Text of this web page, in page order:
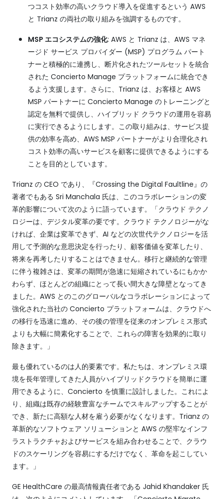
つコスト効率の高いクラウド導入を促進するという AWS
と Trianz の両社の取り組みを強調するものです。
MSP エコシステムの強化: AWS と Trianz は、AWS マネ
ージド サービス プロバイダー (MSP) プログラム パート
ナーと積極的に連携し、断片化されたツールセットを統合
された Concierto Manage プラットフォームに統合でき
るよう支援します。さらに、Trianz は、お客様と AWS
MSP パートナーに Concierto Manage のトレーニングと
認定を無料で提供し、ハイブリッド クラウドの運用を容易
に実行できるようにします。この取り組みは、サービス提
供の効率を高め、AWS MSP パートナーがより合理化され
コスト効率の高いサービスを顧客に提供できるようにする
ことを目的としています。
Trianz の CEO であり、『Crossing the Digital Faultline』の
著者でもある Sri Manchala 氏は、このコラボレーションの変
革的影響について次のように語っています。「クラウド テクノ
ロジーは、デジタル変革の要です。クラウド テクノロジーがな
ければ、企業は変革できず、AI などの次世代テクノロジーを活
用して予測的な意思決定を行ったり、顧客価値を変革したり、
将来を再考したりすることはできません。移行と継続的な管理
に伴う複雑さは、変革の期間が急速に短縮されているにもかか
わらず、ほとんどの組織にとって長い間大きな障壁となってき
ました。AWS とのこのグローバルなコラボレーションによって
強化された当社の Concierto プラットフォームは、クラウドへ
の移行を迅速に進め、その後の管理を従来のオンプレミス形式
よりも大幅に簡素化することで、これらの障害を効果的に取り
除きます。」
最も優れているのは人的要素です。私たちは、オンプレミス環
境を長年管理してきた人員がハイブリッドクラウドを簡単に運
用できるように、Concierto を慎重に設計しました。これによ
り、組織は既存の経験豊富なチームでスキルアップすることが
でき、新たに高額な人材を雇う必要がなくなります。Trianz の
革新的なソフトウェア ソリューションと AWS の堅牢なインフ
ラストラクチャおよびサービスを組み合わせることで、クラウ
ドのスケーリングを容易にするだけでなく、革命を起こしてい
ます。」
GE HealthCare の最高情報責任者である Jahid Khandaker 氏